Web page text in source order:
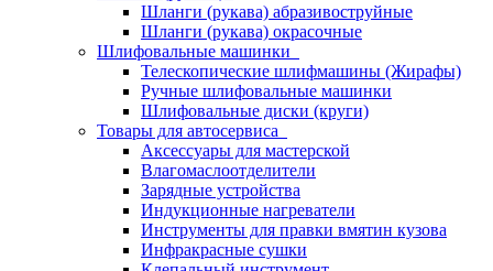
Шланги (рукава) абразивоструйные
Шланги (рукава) окрасочные
Шлифовальные машинки
Телескопические шлифмашины (Жирафы)
Ручные шлифовальные машинки
Шлифовальные диски (круги)
Товары для автосервиса
Аксессуары для мастерской
Влагомаслоотделители
Зарядные устройства
Индукционные нагреватели
Инструменты для правки вмятин кузова
Инфракрасные сушки